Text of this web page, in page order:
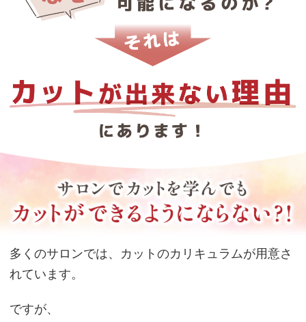
多くのサロンでは、カットのカリキュラムが用意さ
れています。
ですが、